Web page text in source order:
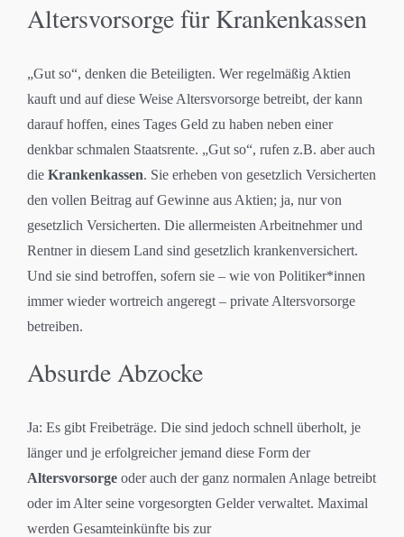
Altersvorsorge für Krankenkassen
„Gut so“, denken die Beteiligten. Wer regelmäßig Aktien
kauft und auf diese Weise Altersvorsorge betreibt, der kann
darauf hoffen, eines Tages Geld zu haben neben einer
denkbar schmalen Staatsrente. „Gut so“, rufen z.B. aber auch
die Krankenkassen. Sie erheben von gesetzlich Versicherten
den vollen Beitrag auf Gewinne aus Aktien; ja, nur von
gesetzlich Versicherten. Die allermeisten Arbeitnehmer und
Rentner in diesem Land sind gesetzlich krankenversichert.
Und sie sind betroffen, sofern sie – wie von Politiker*innen
immer wieder wortreich angeregt – private Altersvorsorge
betreiben.
Absurde Abzocke
Ja: Es gibt Freibeträge. Die sind jedoch schnell überholt, je
länger und je erfolgreicher jemand diese Form der
Altersvorsorge oder auch der ganz normalen Anlage betreibt
oder im Alter seine vorgesorgten Gelder verwaltet. Maximal
werden Gesamteinkünfte bis zur